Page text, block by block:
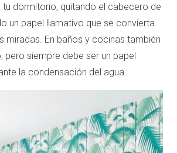
tu dormitorio, quitando el cabecero de
un papel llamativo que se convierta
miradas. En baños y cocinas también
pero siempre debe ser un papel
la condensación del agua.